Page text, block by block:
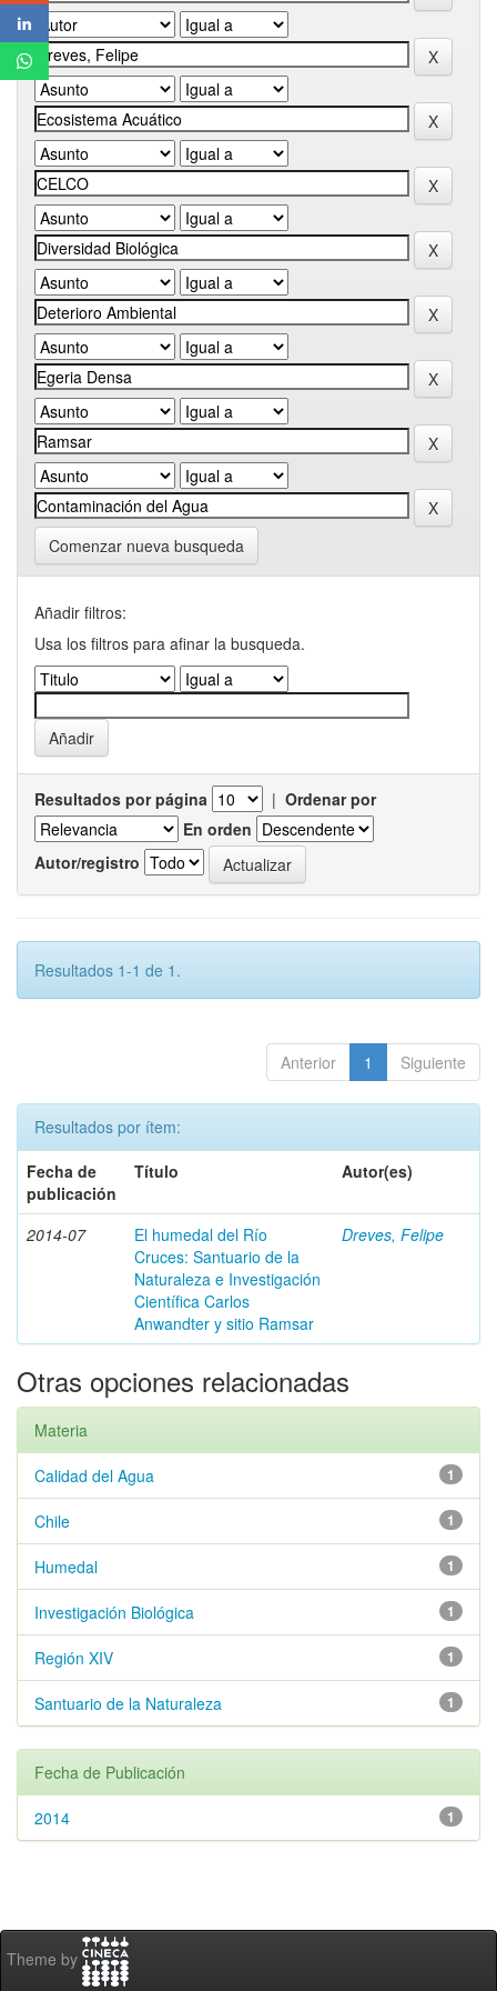
Comenzar nueva busqueda
Añadir filtros:
Usa los filtros para afinar la busqueda.
Resultados por página | Ordenar por
En orden
Autor/registro
Resultados 1-1 de 1.
Anterior 1 Siguiente
Resultados por ítem:
Fecha de
publicación
Título Autor(es)
2014-07
El humedal del Río
Cruces: Santuario de la
Naturaleza e Investigación
Científica Carlos
Anwandter y sitio Ramsar
Dreves, Felipe
Otras opciones relacionadas
Materia
1
Calidad del Agua
1
Chile
1
Humedal
1
Investigación Biológica
1
Región XIV
1
Santuario de la Naturaleza
Fecha de Publicación
1
2014
Theme by